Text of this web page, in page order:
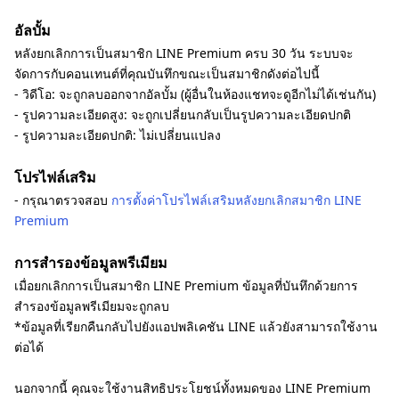
อัลบั้ม
หลังยกเลิกการเป็นสมาชิก LINE Premium ครบ 30 วัน ระบบจะ
จัดการกับคอนเทนต์ที่คุณบันทึกขณะเป็นสมาชิกดังต่อไปนี้
- วิดีโอ: จะถูกลบออกจากอัลบั้ม (ผู้อื่นในห้องแชทจะดูอีกไม่ได้เช่นกัน)
- รูปความละเอียดสูง: จะถูกเปลี่ยนกลับเป็นรูปความละเอียดปกติ
- รูปความละเอียดปกติ: ไม่เปลี่ยนแปลง
โปรไฟล์เสริม
- กรุณาตรวจสอบ การตั้งค่าโปรไฟล์เสริมหลังยกเลิกสมาชิก LINE
Premium
การสำรองข้อมูลพรีเมียม
เมื่อยกเลิกการเป็นสมาชิก LINE Premium ข้อมูลที่บันทึกด้วยการ
สำรองข้อมูลพรีเมียมจะถูกลบ
*ข้อมูลที่เรียกคืนกลับไปยังแอปพลิเคชัน LINE แล้วยังสามารถใช้งาน
ต่อได้
นอกจากนี้ คุณจะใช้งานสิทธิประโยชน์ทั้งหมดของ LINE Premium